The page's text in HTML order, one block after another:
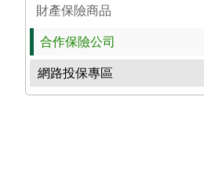
財產保險商品
合作保險公司
網路投保專區